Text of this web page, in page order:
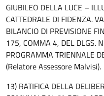
GIUBILEO DELLA LUCE –
CATTEDRALE DI FIDENZA.
BILANCIO DI PREVISIONE
175, COMMA 4, DEL DLGS.
PROGRAMMA TRIENNALE
(Relatore Assessore Malvisi).
13) RATIFICA DELLA